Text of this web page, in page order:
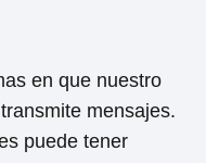
en que nuestro
mensajes.
puede tener